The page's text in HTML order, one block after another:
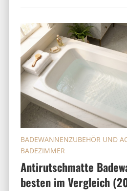
Antirutschmatte
besten im Vergleich
BADEWANNENZUBEHÖR UND
BADEZIMMER